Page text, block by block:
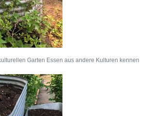
Garten Essen aus andere Kulturen kennen